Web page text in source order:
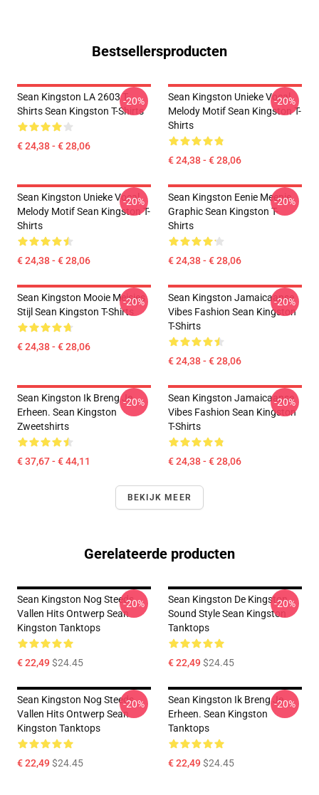
Bestsellersproducten
Sean Kingston LA 2603 T-
Shirts Sean Kingston T-Shirts
€ 24,38 - € 28,06
-20%
Sean Kingston Unieke Vocal
Melody Motif Sean Kingston T-
Shirts
€ 24,38 - € 28,06
-20%
Sean Kingston Unieke Vocal
Melody Motif Sean Kingston T-
Shirts
€ 24,38 - € 28,06
-20%
Sean Kingston Eenie Meenie
Graphic Sean Kingston T-
Shirts
€ 24,38 - € 28,06
-20%
Sean Kingston Mooie Meisjes
Stijl Sean Kingston T-Shirts
€ 24,38 - € 28,06
-20%
Sean Kingston Jamaicaanse
Vibes Fashion Sean Kingston
T-Shirts
€ 24,38 - € 28,06
-20%
Sean Kingston Ik Breng Je
Erheen. Sean Kingston
Zweetshirts
€ 37,67 - € 44,11
-20%
Sean Kingston Jamaicaanse
Vibes Fashion Sean Kingston
T-Shirts
€ 24,38 - € 28,06
-20%
BEKIJK MEER
Gerelateerde producten
Sean Kingston Nog Steeds
Vallen Hits Ontwerp Sean
Kingston Tanktops
€ 22,49$24.45
-20%
Sean Kingston De Kingston
Sound Style Sean Kingston
Tanktops
€ 22,49$24.45
-20%
Sean Kingston Nog Steeds
Vallen Hits Ontwerp Sean
Kingston Tanktops
€ 22,49$24.45
-20%
Sean Kingston Ik Breng Je
Erheen. Sean Kingston
Tanktops
€ 22,49$24.45
-20%